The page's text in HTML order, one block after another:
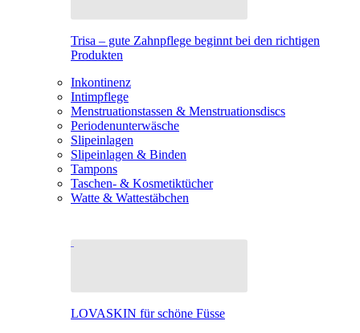
Trisa – gute Zahnpflege beginnt bei den richtigen
Produkten
Inkontinenz
Intimpflege
Menstruationstassen & Menstruationsdiscs
Periodenunterwäsche
Slipeinlagen
Slipeinlagen & Binden
Tampons
Taschen- & Kosmetiktücher
Watte & Wattestäbchen
LOVASKIN für schöne Füsse